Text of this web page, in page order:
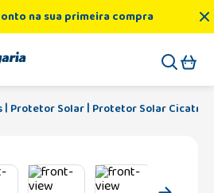
na sua primeira compra
Protetor Solar Protetor Solar